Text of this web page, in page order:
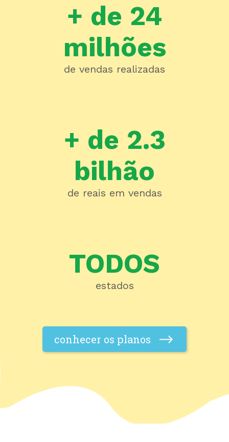
+ de 24
milhões
de vendas realizadas
+ de 2.3
bilhão
de reais em vendas
TODOS
estados
conhecer os planos